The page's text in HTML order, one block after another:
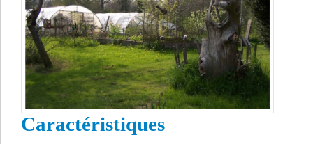
Caractéristiques